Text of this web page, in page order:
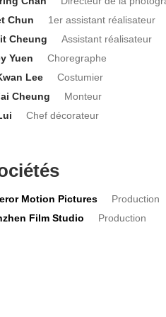
Chun
1er assistant réalisateur
Cheung
Assistant réalisateur
Yuen
Choregraphe
Lee
Costumier
Cheung
Monteur
Chef décorateur
Motion Pictures
Production
Film Studio
Production